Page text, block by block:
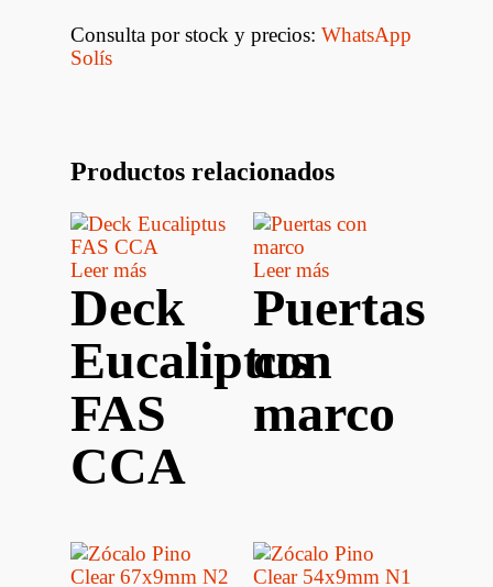
Consulta por stock y precios: WhatsApp
Solís
Productos relacionados
Leer más
Deck
Eucaliptus
FAS
CCA
Leer más
Puertas
con
marco